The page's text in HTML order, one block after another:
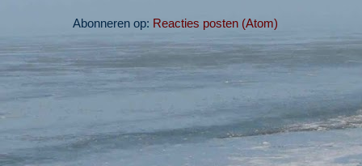
Abonneren op: Reacties posten (Atom)